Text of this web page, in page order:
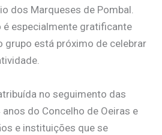
dos Marqueses de Pombal.
é especialmente gratificante
grupo está próximo de celebrar
no seguimento das
do Concelho de Oeiras e
e instituições que se